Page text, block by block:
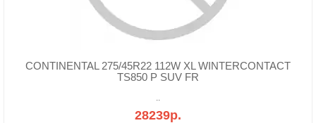
CONTINENTAL 275/45R22 112W XL WINTERCONTACT
TS850 P SUV FR
..
28239р.